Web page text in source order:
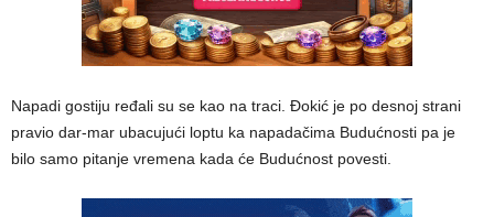
Napadi gostiju ređali su se kao na traci. Đokić je po desnoj strani
pravio dar-mar ubacujući loptu ka napadačima Budućnosti pa je
bilo samo pitanje vremena kada će Budućnost povesti.